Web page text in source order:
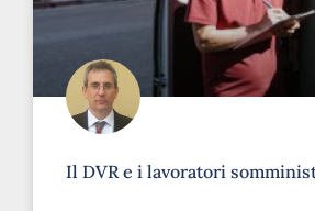
Il DVR e i lavoratori